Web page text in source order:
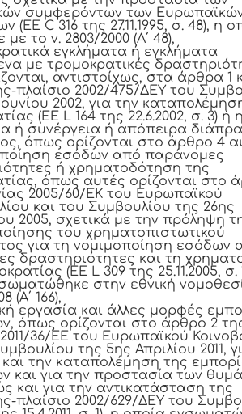
συμφερόντων των
(ΕΕ C 316 της 27.11.1995, σ. 48), η
το ν. 2803/2000 (Α΄ 48),
εγκλήματα ή εγκλήματα
με τρομοκρατικές
αντιστοίχως, στα άρθρα 1
πλαίσιο 2002/475/ΔΕΥ του
2002, για την
(ΕΕ L 164 της 22.6.2002, σ. 3) ή
ή συνέργεια ή απόπειρα
όπως ορίζονται στο άρθρο 4
εσόδων από παράνομες
ή χρηματοδότηση της
όπως αυτές ορίζονται στο
2005/60/ΕΚ του Ευρωπαϊκού
και του Συμβουλίου της 26ης
2005, σχετικά με την πρόληψη
του χρηματοπιστωτικού
για τη νομιμοποίηση εσόδων
δραστηριότητες και τη
(ΕΕ L 309 της 25.11.2005, σ.
στην εθνική
(Α΄ 166),
εργασία και άλλες μορφές
όπως ορίζονται στο άρθρο 2
36/ΕΕ του Ευρωπαϊκού
της 5ης Απριλίου 2011,
την καταπολέμηση της
και για την προστασία των
και για την αντικατάσταση της
πλαίσιο 2002/629/ΔΕΥ του